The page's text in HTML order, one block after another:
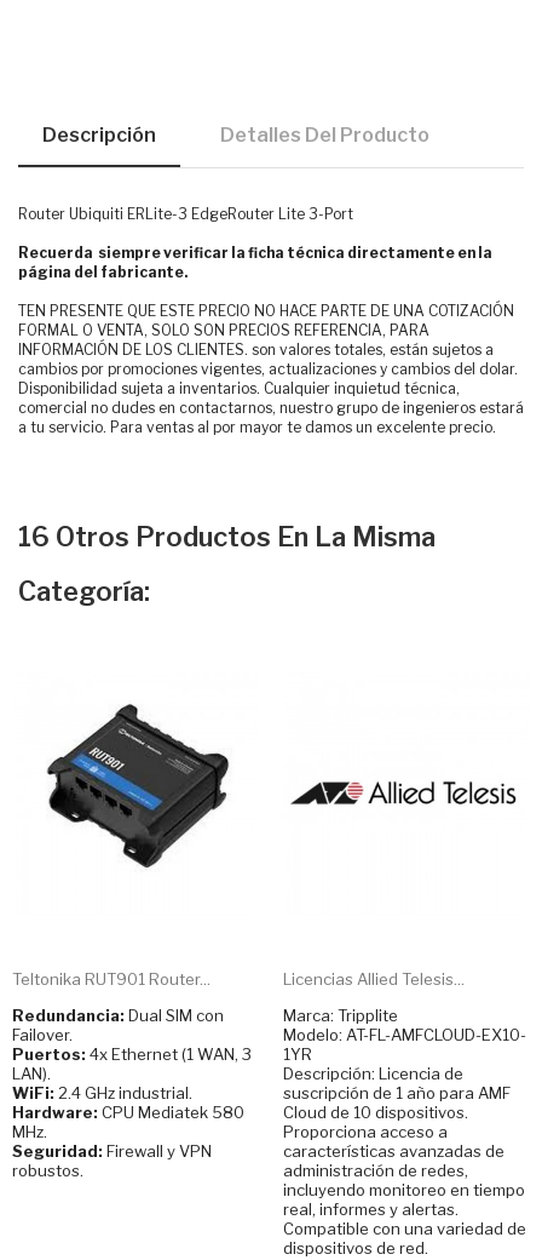
Descripción Detalles Del Producto
Router Ubiquiti ERLite-3 EdgeRouter Lite 3-Port
Recuerda siempre verificar la ficha técnica directamente en la
página del fabricante.
TEN PRESENTE QUE ESTE PRECIO NO HACE PARTE DE UNA COTIZACIÓN
FORMAL O VENTA, SOLO SON PRECIOS REFERENCIA, PARA
INFORMACIÓN DE LOS CLIENTES. son valores totales, están sujetos a
cambios por promociones vigentes, actualizaciones y cambios del dolar.
Disponibilidad sujeta a inventarios. Cualquier inquietud técnica,
comercial no dudes en contactarnos, nuestro grupo de ingenieros estará
a tu servicio. Para ventas al por mayor te damos un excelente precio.
16 Otros Productos En La Misma
Categoría:
Teltonika RUT901 Router...
Redundancia: Dual SIM con
Failover.
Puertos: 4x Ethernet (1 WAN, 3
LAN).
WiFi: 2.4 GHz industrial.
Hardware: CPU Mediatek 580
MHz.
Seguridad: Firewall y VPN
robustos.
Licencias Allied Telesis...
Marca: Tripplite
Modelo: AT-FL-AMFCLOUD-EX10-
1YR
Descripción: Licencia de
suscripción de 1 año para AMF
Cloud de 10 dispositivos.
Proporciona acceso a
características avanzadas de
administración de redes,
incluyendo monitoreo en tiempo
real, informes y alertas.
Compatible con una variedad de
dispositivos de red.